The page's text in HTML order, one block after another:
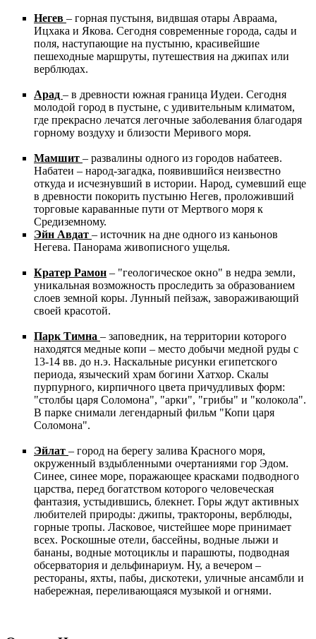
Негев – горная пустыня, видвшая отары Авраама,
Ицхака и Якова. Сегодня современные города, сады и
поля, наступающие на пустыню, красивейшие
пешеходные маршруты, путешествия на джипах или
верблюдах.
Арад – в древности южная граница Иудеи. Сегодня
молодой город в пустыне, с удивительным климатом,
где прекрасно лечатся легочные заболевания благодаря
горному воздуху и близости Меривого моря.
Мамшит – развалины одного из городов набатеев.
Набатеи – народ-загадка, появившийся неизвестно
откуда и исчезнувший в истории. Народ, сумевший еще
в древности покорить пустыню Негев, проложивший
торговые караванные пути от Мертвого моря к
Средиземному.
Эйн Авдат – источник на дне одного из каньонов
Негева. Панорама живописного ущелья.
Кратер Рамон – "геологическое окно" в недра земли,
уникальная возможность проследить за образованием
слоев земной коры. Лунный пейзаж, завораживающий
своей красотой.
Парк Тимна – заповедник, на территории которого
находятся медные копи – место добычи медной руды с
13-14 вв. до н.э. Наскальные рисунки египетского
периода, языческий храм богини Хатхор. Скалы
пурпурного, кирпичного цвета причудливых форм:
"столбы царя Соломона", "арки", "грибы" и "колокола".
В парке снимали легендарный фильм "Копи царя
Соломона".
Эйлат – город на берегу залива Красного моря,
окруженный вздыбленными очертаниями гор Эдом.
Синее, синее море, поражающее красками подводного
царства, перед богатством которого человеческая
фантазия, устыдившись, блекнет. Горы ждут активных
любителей природы: джипы, трактороны, верблюды,
горные тропы. Ласковое, чистейшее море принимает
всех. Роскошные отели, бассейны, водные лыжи и
бананы, водные мотоциклы и парашюты, подводная
обсерватория и дельфинариум. Ну, а вечером –
рестораны, яхты, пабы, дискотеки, уличные ансамбли и
набережная, переливающаяся музыкой и огнями.